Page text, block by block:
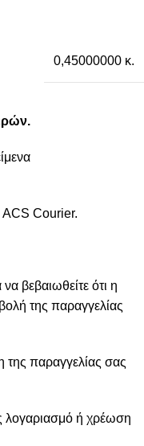
0,45000000 κ.
ACS Courier.
βεβαιωθείτε ότι η
της παραγγελίας
της παραγγελίας σας
λογαριασμό ή χρέωση